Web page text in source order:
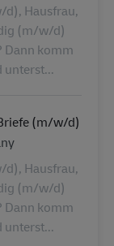
Hausfrau,
(m/w/d)
Dann komm
unterst...
(m/w/d)
Hausfrau,
(m/w/d)
Dann komm
unterst...